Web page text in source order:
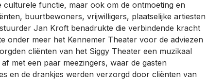
culturele functie, maar ook om de ontmoeting en
buurtbewoners, vrijwilligers, plaatselijke artiesten
Jan Kroft benadrukte die verbindende kracht
onder meer het Kennemer Theater voor de adviezen
cliënten van het Siggy Theater een muzikaal
met een paar meezingers, waar de gasten
en de drankjes werden verzorgd door cliënten van